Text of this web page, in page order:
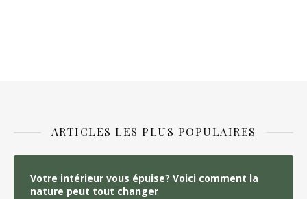
ARTICLES LES PLUS POPULAIRES
Votre intérieur vous épuise? Voici comment la
nature peut tout changer